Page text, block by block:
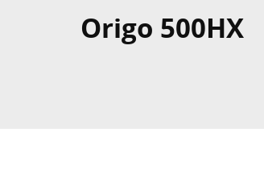
Origo 500HX